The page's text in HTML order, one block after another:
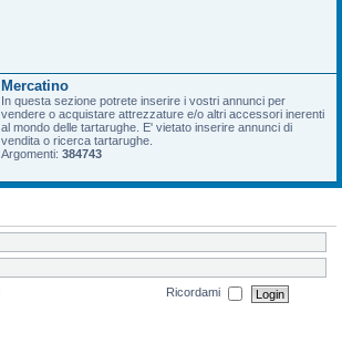
Mercatino
In questa sezione potrete inserire i vostri annunci per
vendere o acquistare attrezzature e/o altri accessori inerenti
al mondo delle tartarughe. E' vietato inserire annunci di
vendita o ricerca tartarughe.
Argomenti: 384743
Ricordami